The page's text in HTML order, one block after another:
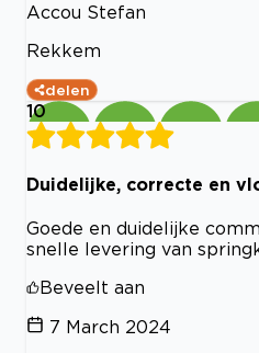
Accou Stefan
Rekkem
delen
10
Duidelijke, correcte en
Goede en duidelijke
snelle levering van
Beveelt aan
7 March 2024